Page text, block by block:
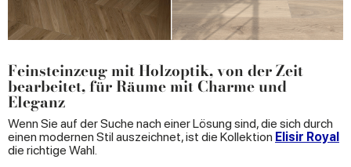
Feinsteinzeug mit Holzoptik, von der Zeit
bearbeitet, für Räume mit Charme und
Eleganz
Wenn Sie auf der Suche nach einer Lösung sind, die sich durch
einen modernen Stil auszeichnet, ist die Kollektion Elisir Royal
die richtige Wahl.